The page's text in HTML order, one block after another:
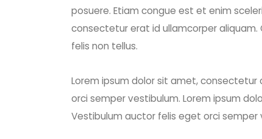
posuere. Etiam congue est et enim
consectetur erat id ullamcorper
felis non tellus.
Lorem ipsum dolor sit amet,
orci semper vestibulum. Lorem ipsum
Vestibulum auctor felis eget orci semper